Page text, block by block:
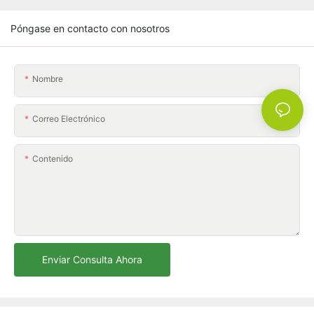
Póngase en contacto con nosotros
Nombre
Correo Electrónico
Contenido
Enviar Consulta Ahora